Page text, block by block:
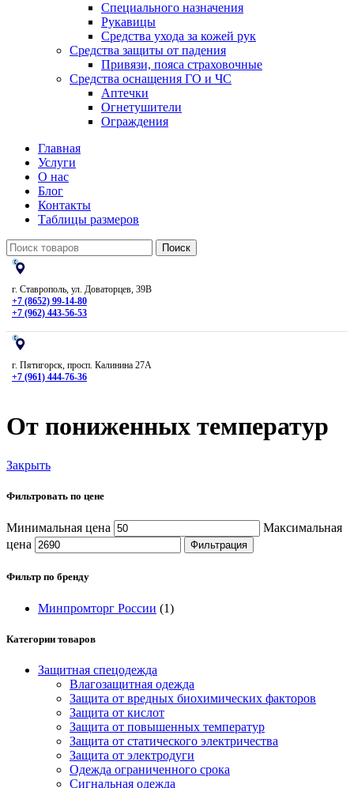
Специального назначения
Рукавицы
Средства ухода за кожей рук
Средства защиты от падения
Привязи, пояса страховочные
Средства оснащения ГО и ЧС
Аптечки
Огнетушители
Ограждения
Главная
Услуги
О нас
Блог
Контакты
Таблицы размеров
Поиск
г. Ставрополь, ул. Доваторцев, 39В
+7 (8652) 99-14-80
+7 (962) 443-56-53
г. Пятигорск, просп. Калинина 27А
+7 (961) 444-76-36
От пониженных температур
Закрыть
Фильтровать по цене
Минимальная цена
Максимальная
цена
Фильтрация
Фильтр по бренду
Минпромторг России (1)
Категории товаров
Защитная спецодежда
Влагозащитная одежда
Защита от вредных биохимических факторов
Защита от кислот
Защита от повышенных температур
Защита от статического электричества
Защита от электродуги
Одежда ограниченного срока
Сигнальная одежда